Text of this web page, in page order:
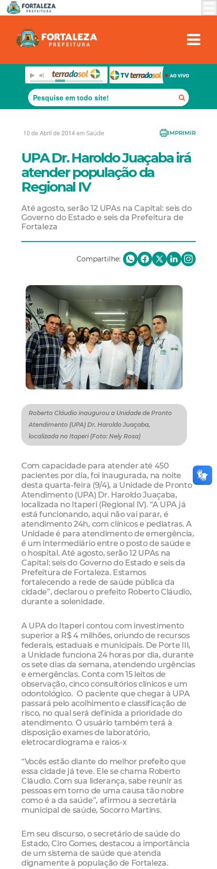
10 de Abril de 2014 em Saúde IMPRIMIR
UPA Dr. Haroldo Juaçaba irá
atender população da
Regional IV
Até agosto, serão 12 UPAs na Capital: seis do
Governo do Estado e seis da Prefeitura de
Fortaleza
Compartilhe:
Roberto Cláudio inaugurou a Unidade de Pronto
Atendimento (UPA) Dr. Haroldo Juaçaba,
localizada no Itaperi (Foto: Nely Rosa)
Com capacidade para atender até 450
pacientes por dia, foi inaugurada, na noite
desta quarta-feira (9/4), a Unidade de Pronto
Atendimento (UPA) Dr. Haroldo Juaçaba,
localizada no Itaperi (Regional IV). “A UPA já
está funcionando, aqui não vai parar, é
atendimento 24h, com clínicos e pediatras. A
Unidade é para atendimento de emergência,
é um intermediário entre o posto de saúde e
o hospital. Até agosto, serão 12 UPAs na
Capital: seis do Governo do Estado e seis da
Prefeitura de Fortaleza. Estamos
fortalecendo a rede de saúde pública da
cidade”, declarou o prefeito Roberto Cláudio,
durante a solenidade.
A UPA do Itaperi contou com investimento
superior a R$ 4 milhões, oriundo de recursos
federais, estaduais e municipais. De Porte III,
a Unidade funciona 24 horas por dia, durante
os sete dias da semana, atendendo urgências
e emergências. Conta com 15 leitos de
observação, cinco consultórios clínicos e um
odontológico. O paciente que chegar à UPA
passará pelo acolhimento e classificação de
risco, no qual será definida a prioridade do
atendimento. O usuário também terá à
disposição exames de laboratório,
eletrocardiograma e raios-x
“Vocês estão diante do melhor prefeito que
essa cidade já teve. Ele se chama Roberto
Cláudio. Com sua liderança, sabe reunir as
pessoas em torno de uma causa tão nobre
como é a da saúde”, afirmou a secretária
municipal de saúde, Socorro Martins.
Em seu discurso, o secretário de saúde do
Estado, Ciro Gomes, destacou a importância
de um sistema de saúde que atenda
dignamente à população de Fortaleza.